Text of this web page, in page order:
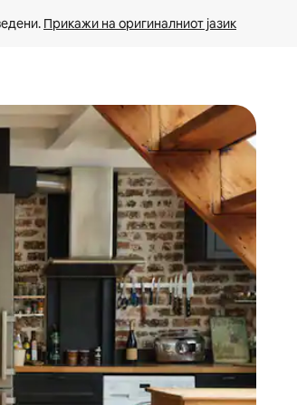
Прикажи на оригиналниот јазик
или истражувајте со допирање или со лизгање.